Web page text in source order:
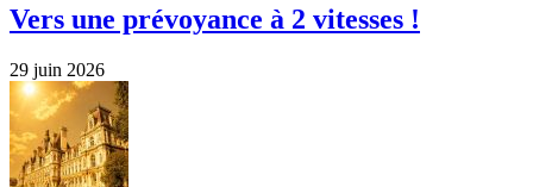
Vers une prévoyance à 2 vitesses !
29 juin 2026